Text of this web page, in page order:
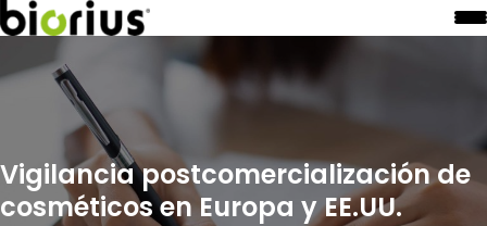
Vigilancia postcomercialización de
cosméticos en Europa y EE.UU.